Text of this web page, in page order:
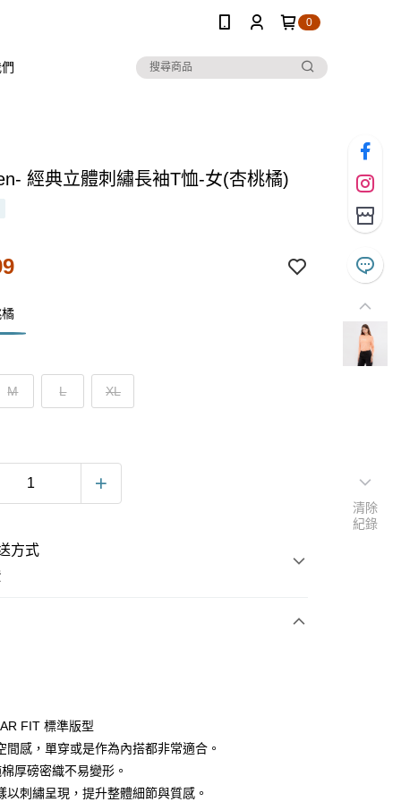
0
經典立體刺繡長袖T恤-女(杏桃橘)
M L XL
方式
FIT 標準版型
間感，單穿或是作為內搭都非常適合。
厚磅密織不易變形。
以刺繡呈現，提升整體細節與質感。
清除
紀錄